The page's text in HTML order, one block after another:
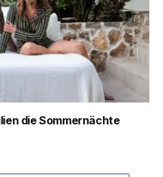
die Sommernächte